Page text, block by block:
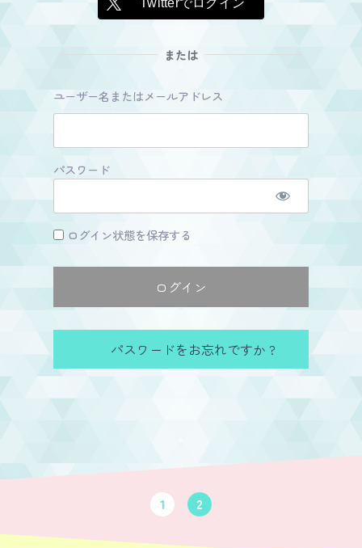
Twitterでログイン
または
ユーザー名またはメールアドレス
パスワード
ログイン状態を保存する
パスワードをお忘れですか ?
1 2